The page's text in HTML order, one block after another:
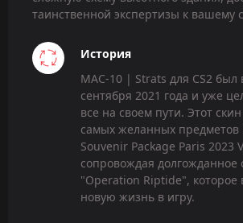
таинственной экспертизы к вашему
История
MAC-10 | Strats для CS2
сентября 2021 года и уже
все на своем пути. Этот
самых желанных предметов
Souvenir Package Paris 2023
сопровождая долгожданное
"Operation Riptide", которое
новую жизнь в игру.